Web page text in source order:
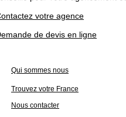
votre agence
de devis en ligne
Qui sommes nous
Trouvez votre France
Nous contacter